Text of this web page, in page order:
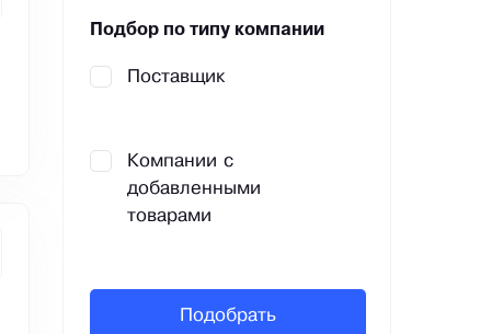
Подбор по типу компании
Поставщик
Компании с
добавленными
товарами
Подобрать